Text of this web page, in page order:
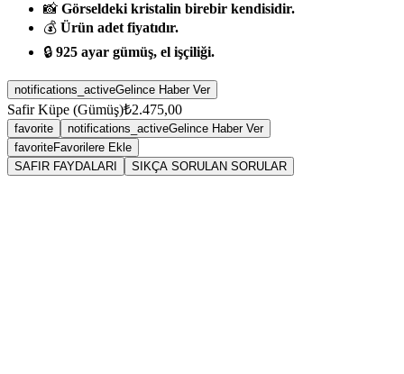
📸 Görseldeki kristalin birebir kendisidir.
💰 Ürün adet fiyatıdır.
🔒 925 ayar gümüş, el işçiliği.
notifications_activeGelince Haber Ver
Safir Küpe (Gümüş)₺2.475,00
favorite notifications_activeGelince Haber Ver
favoriteFavorilere Ekle
SAFIR FAYDALARI
SIKÇA SORULAN SORULAR